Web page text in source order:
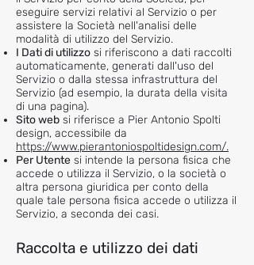
eseguire servizi relativi al Servizio o per
assistere la Società nell'analisi delle
modalità di utilizzo del Servizio.
I Dati di utilizzo si riferiscono a dati raccolti
automaticamente, generati dall'uso del
Servizio o dalla stessa infrastruttura del
Servizio (ad esempio, la durata della visita
di una pagina).
Sito web si riferisce a Pier Antonio Spolti
design, accessibile da
https://www.pierantoniospoltidesign.com/.
Per Utente si intende la persona fisica che
accede o utilizza il Servizio, o la società o
altra persona giuridica per conto della
quale tale persona fisica accede o utilizza il
Servizio, a seconda dei casi.
Raccolta e utilizzo dei dati